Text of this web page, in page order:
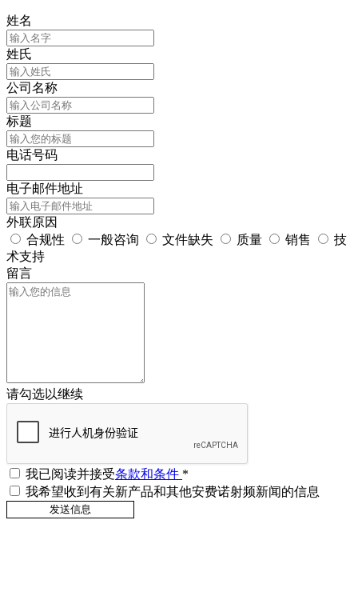
姓名
姓氏
公司名称
标题
电话号码
电子邮件地址
外联原因
合规性
一般咨询 文件缺失 质量 销售
技
术支持
留言
请勾选以继续
我已阅读并接受条款和条件 *
我希望收到有关新产品和其他安费诺射频新闻的信息